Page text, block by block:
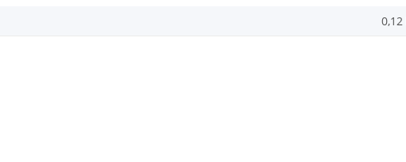
0,12